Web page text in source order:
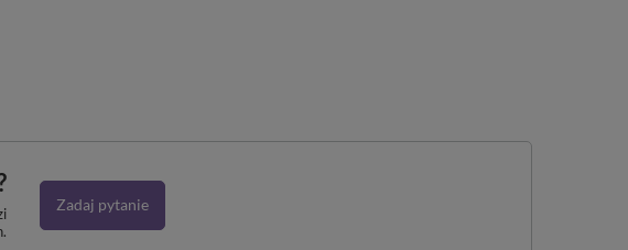
Zadaj pytanie